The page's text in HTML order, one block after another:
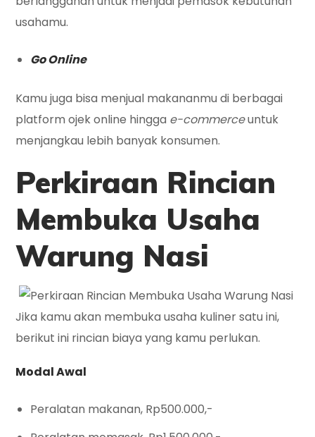
usahamu.
Go Online
Kamu juga bisa menjual makananmu di berbagai
platform ojek online hingga e-commerceuntuk
menjangkau lebih banyak konsumen.
Perkiraan Rincian
Membuka Usaha
Warung Nasi
Jika kamu akan membuka usaha kuliner satu ini,
berikut ini rincian biaya yang kamu perlukan.
Modal Awal
Peralatan makanan, Rp500.000,-